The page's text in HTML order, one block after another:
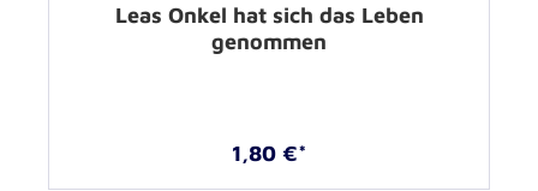
Leas Onkel hat sich das Leben
genommen
1,80 €*